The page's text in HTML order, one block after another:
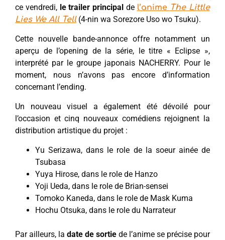
ce vendredi, le trailer principal de l’anime The Little
Lies We All Tell(4-nin wa Sorezore Uso wo Tsuku).
Cette nouvelle bande-annonce offre notamment un
aperçu de l’opening de la série, le titre « Eclipse »,
interprété par le groupe japonais NACHERRY. Pour le
moment, nous n’avons pas encore d’information
concernant l’ending.
Un nouveau visuel a également été dévoilé pour
l’occasion et cinq nouveaux comédiens rejoignent la
distribution artistique du projet :
Yu Serizawa, dans le role de la soeur ainée de
Tsubasa
Yuya Hirose, dans le role de Hanzo
Yoji Ueda, dans le role de Brian-sensei
Tomoko Kaneda, dans le role de Mask Kuma
Hochu Otsuka, dans le role du Narrateur
Par ailleurs, la date de sortie de l’anime se précise pour